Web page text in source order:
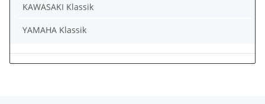
KAWASAKI Klassik
YAMAHA Klassik